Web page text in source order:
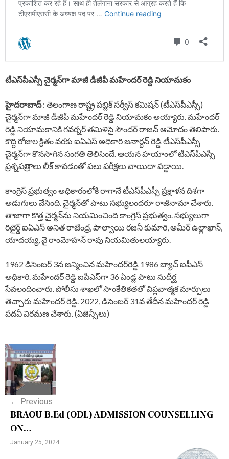
టీఎస్‌పీఎస్సీ చైర్మ‌న్‌గా మాజీ డీజీపీ మ‌హేంద‌ర్ రెడ్డి నియామ‌కం
హైద‌రాబాద్: తెలంగాణ రాష్ట్ర ప‌బ్లిక్ స‌ర్వీస్ క‌మిష‌న్‌ (టీఎస్‌పీఎస్సీ)
చైర్మ‌న్‌గా మాజీ డీజీపీ మ‌హేంద‌ర్ రెడ్డి నియామ‌కం అయ్యారు. మ‌హేంద‌ర్
రెడ్డి నియామ‌కానికి గ‌వ‌ర్న‌ర్ త‌మిళిసై సౌంద‌ర్ రాజ‌న్ ఆమోదం తెలిపారు.
కొద్ది రోజుల క్రితం వ‌ర‌కు ఐఏఎస్ అధికారి జ‌నార్ధ‌న్ రెడ్డి టీఎస్‌పీఎస్సీ
చైర్మ‌న్‌గా కొన‌సాగిన సంగ‌తి తెలిసిందే. ఆయ‌న హ‌యాంలో టీఎస్‌పీఎస్సీ
ప్ర‌శ్న‌ప‌త్రాలు లీక్ కావ‌డంతో ప‌లు ప‌రీక్ష‌లు వాయిదా ప‌డ్డాయి.
కాంగ్రెస్ ప్ర‌భుత్వం అధికారంలోకి రాగానే టీఎస్‌పీఎస్సీ ప్ర‌క్షాళ‌న దిశ‌గా
అడుగులు వేసింది. చైర్మ‌న్‌తో పాటు స‌భ్యులంద‌రూ రాజీనామా చేశారు.
తాజాగా కొత్త చైర్మ‌న్‌ను నియ‌మించింది కాంగ్రెస్ ప్ర‌భుత్వం. స‌భ్యులుగా
రిటైర్డ్ ఐఏఎస్ అనిత రాజేంద్ర‌, పాల్వాయి ర‌జ‌నీ కుమారి, అమీర్ ఉల్లాఖాన్,
యాద‌య్య‌, వై రాంమోహ‌న్ రావు నియ‌మితుల‌య్యారు.
1962 డిసెంబర్‌ 3న జన్మించిన మహేందర్‌రెడ్డి 1986 బ్యాచ్‌ ఐపీఎస్‌
అధికారి. మ‌హేంద‌ర్ రెడ్డి ఐపీఎస్‌గా 36 ఏండ్ల పాటు సుదీర్ఘ
సేవ‌లందించారు. పోలీసు శాఖ‌లో సాంకేతిక‌త‌తో విప్ల‌వాత్మ‌క మార్పులు
తెచ్చారు మ‌హేంద‌ర్ రెడ్డి. 2022, డిసెంబ‌ర్ 31వ తేదీన మ‌హేంద‌ర్ రెడ్డి
ప‌ద‌వీ విర‌మ‌ణ చేశారు. (ఏజెన్సీలు)
P
o
s
n
a
← Previous
BRAOU B.Ed (ODL) ADMISSION COUNSELLING
ON…
January 25, 2024